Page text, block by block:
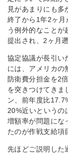
見があまりにも
終了から1年2ヶ
う例外的なことが
提出され、2ヶ月
協定協議が長引い
には、アメリカの
防衛費分担金を2
を突きつけてきま
ン、前年度比
20%近いというの
増額率が問題にな
たのが作戦支給項
先ほどご説明した